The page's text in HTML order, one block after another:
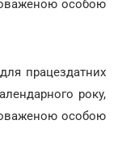
особою
працездатних
року,
особою